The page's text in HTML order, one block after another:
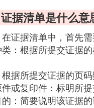
证据清单是什么
证据清单中，首先需
：根据所提交证据
据所提交证据的页
或复印件：标明所
：简要说明该证据